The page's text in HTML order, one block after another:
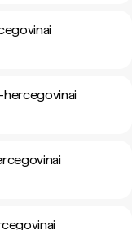
hercegovinai